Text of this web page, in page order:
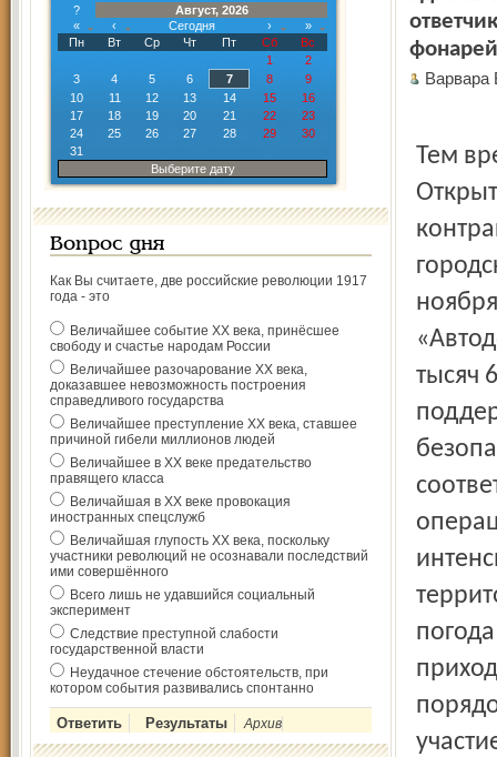
?
Август, 2026
«
‹ Сегодня ›
»
Пн
Вт Ср Чт Пт Сб
Вс
1
2
3
4 5 6 7 8
9
10
11 12 13 14 15
16
17
18 19 20 21 22
23
24
25 26 27 28 29
30
31
Выберите дату
Вопрос дня
Как Вы считаете, две российские революции 1917
года - это
Величайшее событие ХХ века, принёсшее
свободу и счастье народам России
Величайшее разочарование ХХ века,
доказавшее невозможность построения
справедливого государства
Величайшее преступление ХХ века, ставшее
причиной гибели миллионов людей
Величайшее в ХХ веке предательство
правящего класса
Величайшая в ХХ веке провокация
иностранных спецслужб
Величайшая глупость ХХ века, поскольку
участники революций не осознавали последствий
ими совершённого
Всего лишь не удавшийся социальный
эксперимент
Следствие преступной слабости
государственной власти
Неудачное стечение обстоятельств, при
котором события развивались спонтанно
Архив
Тем
тысяч